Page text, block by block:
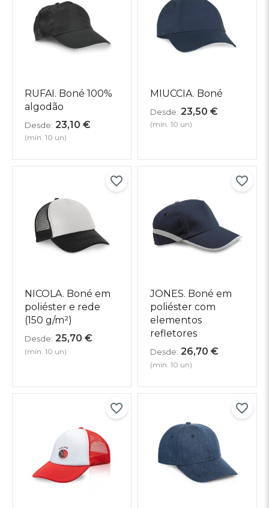
RUFAI. Boné 100%
algodão
Desde: 23,10 €
(mín. 10 un)
MIUCCIA. Boné
Desde: 23,50 €
(mín. 10 un)
NICOLA. Boné em
poliéster e rede
(150 g/m²)
Desde: 25,70 €
(mín. 10 un)
JONES. Boné em
poliéster com
elementos
refletores
Desde: 26,70 €
(mín. 10 un)